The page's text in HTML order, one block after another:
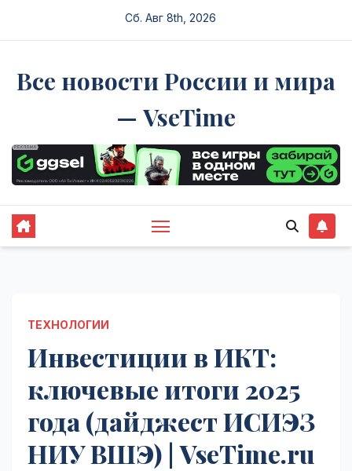
Сб. Авг 8th, 2026
Все новости России и мира
— VseTime
ТЕХНОЛОГИИ
Инвестиции в ИКТ:
ключевые итоги 2025
года (дайджест ИСИЭЗ
НИУ ВШЭ) | VseTime.ru